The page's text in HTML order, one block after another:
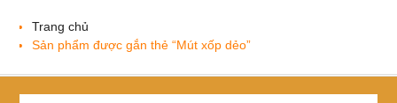
Trang chủ
Sản phẩm được gắn thẻ “Mút xốp dẻo”